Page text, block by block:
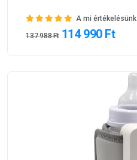
A mi értékelésünk
137 988 Ft 114 990 Ft